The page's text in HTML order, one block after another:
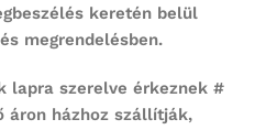
keretén belül
megrendelésben.
lapra szerelve érkeznek #
áron házhoz szállítják,